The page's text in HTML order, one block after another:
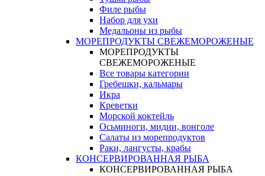
Филе рыбы
Набор для ухи
Медальоны из рыбы
МОРЕПРОДУКТЫ СВЕЖЕМОРОЖЕНЫЕ
МОРЕПРОДУКТЫ
СВЕЖЕМОРОЖЕНЫЕ
Все товары категории
Гребешки, кальмары
Икра
Креветки
Морской коктейль
Осьминоги, мидии, вонголе
Салаты из морепродуктов
Раки, лангусты, крабы
КОНСЕРВИРОВАННАЯ РЫБА
КОНСЕРВИРОВАННАЯ РЫБА